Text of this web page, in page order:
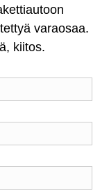
varaosaa.
kiitos.